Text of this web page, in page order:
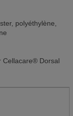
polyéthylène,
Cellacare® Dorsal